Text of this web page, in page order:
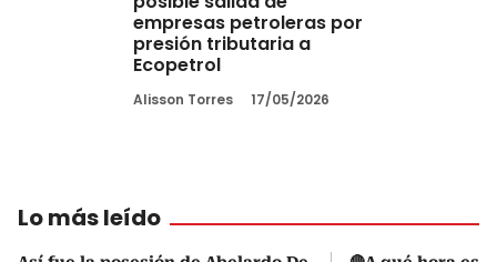
empresas petroleras por
presión tributaria a
Ecopetrol
Alisson Torres 17/05/2026
Lo más leído